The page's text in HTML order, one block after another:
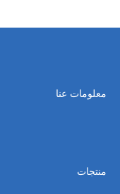
معلومات عنا
منتجات